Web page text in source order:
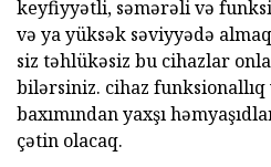
keyfiyyətli, səmərəli və
və ya yüksək səviyyədə
siz təhlükəsiz bu cihazlar
bilərsiniz. cihaz funksionallıq
baxımından yaxşı
çətin olacaq.